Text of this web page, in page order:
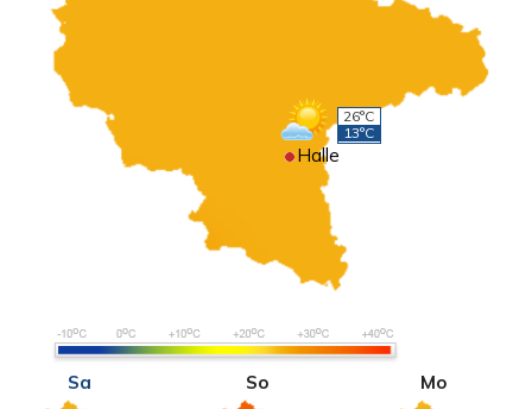
26°C
13°C
Halle
Sa So Mo